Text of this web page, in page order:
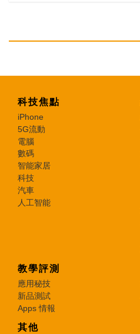
科技焦點
iPhone
5G流動
電腦
數碼
智能家居
科技
汽車
人工智能
教學評測
應用秘技
新品測試
Apps 情報
其他